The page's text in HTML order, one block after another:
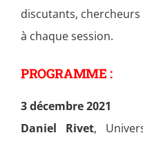
discutants,
à chaque session.
PROGRAMME :
3 décembre 2021
Daniel Rivet,